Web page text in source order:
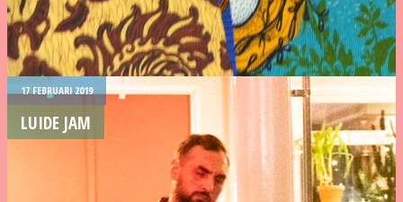
17 FEBRUARI 2019
LUIDE JAM